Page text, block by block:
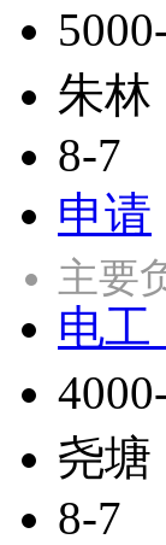
朱
8-7
申请
主要
电工
尧
8-7